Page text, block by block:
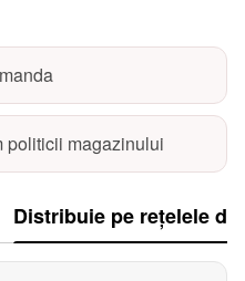
politicii magazinului
Distribuie pe rețelele